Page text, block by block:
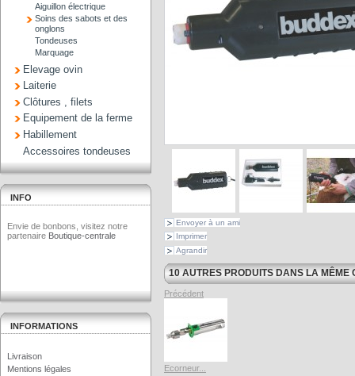
Aiguillon électrique
Soins des sabots et des
onglons
Tondeuses
Marquage
Elevage ovin
Laiterie
Clôtures , filets
Equipement de la ferme
Habillement
Accessoires tondeuses
INFO
Envie de bonbons, visitez notre
partenaireBoutique-centrale
INFORMATIONS
Livraison
Mentions légales
Envoyer à un ami
Imprimer
Agrandir
10 AUTRES PRODUITS DANS LA MÊME
Précédent
Ecorneur...